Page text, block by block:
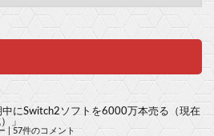
中にSwitch2ソフトを6000万本売る（現在
」
57件のコメント